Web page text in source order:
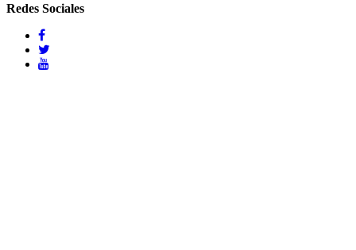
Redes Sociales